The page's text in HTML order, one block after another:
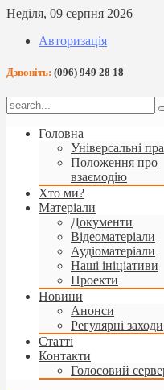
Неділя, 09 серпня 2026
Авторизація
Дзвоніть: (096) 949 28 18
Головна
Універсальні
Положення про
взаємодію
Хто ми?
Матеріали
Документи
Відеоматеріали
Аудіоматеріали
Наші ініціативи
Проекти
Новини
Анонси
Регулярні заходи
Статті
Контакти
Голосовий